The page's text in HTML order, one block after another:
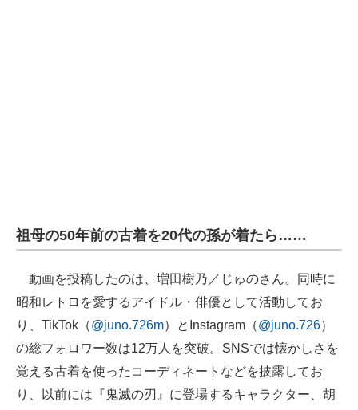
祖母の50年前の古着を20代の孫が着たら……
動画を投稿したのは、増田樹乃／じゅのさん。同時に
昭和レトロを愛するアイドル・俳優として活動してお
り、TikTok（@juno.726m）とInstagram（@juno.726）
の総フォロワー数は12万人を突破。SNSでは懐かしさを
覚える古着を使ったコーディネートなどを披露してお
り、以前には『鬼滅の刃』に登場するキャラクター、胡